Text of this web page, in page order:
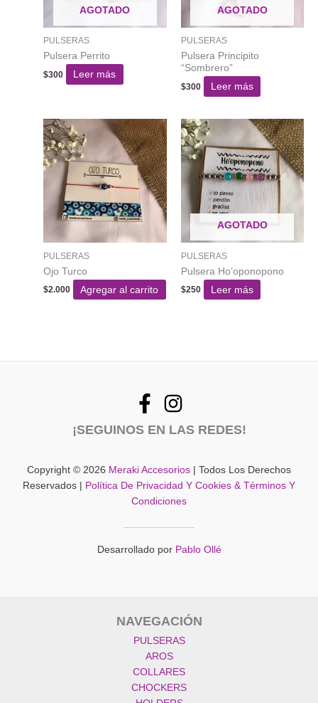
AGOTADO
PULSERAS
Pulsera Perrito
$300 Leer más
AGOTADO
PULSERAS
Pulsera Principito
“Sombrero”
$300 Leer más
PULSERAS
Ojo Turco
$2.000 Agregar al carrito
AGOTADO
PULSERAS
Pulsera Ho’oponopono
$250 Leer más
¡SEGUINOS EN LAS REDES!
Copyright © 2026 Meraki Accesorios | Todos Los Derechos
Reservados |
Política De Privacidad Y Cookies & Términos Y
Condiciones
Desarrollado por Pablo Ollé
NAVEGACIÓN
PULSERAS
AROS
COLLARES
CHOCKERS